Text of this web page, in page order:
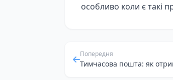
особливо коли є такі
Попередня